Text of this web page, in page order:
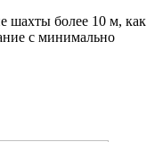
шахты более 10 м, как
с минимально